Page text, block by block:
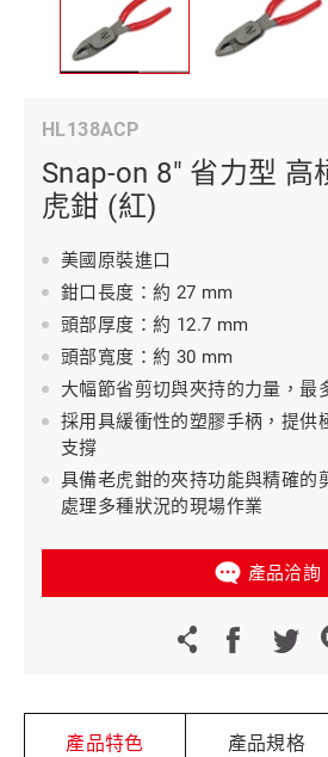
HL138ACP
Snap-on 8" 省力型 高
虎鉗 (紅)
美國原裝進口
鉗口長度：約 27 mm
頭部厚度：約 12.7 mm
頭部寬度：約 30 mm
大幅節省剪切與夾持的力量，最
採用具緩衝性的塑膠手柄，提供
支撐
具備老虎鉗的夾持功能與精確的
處理多種狀況的現場作業
產品洽詢
產品特色 產品規格